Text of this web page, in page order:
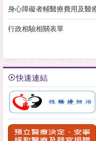
身心障礙者輔醫療費用及醫
行政相驗相關表單
快速連結